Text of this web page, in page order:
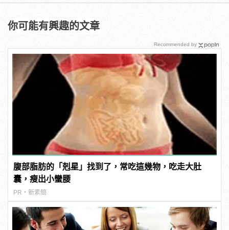
你可能有興趣的文章
腹部脂肪的「剋星」找到了，常吃這幾物，吃走大肚
囊，瘦出小蠻腰
PR・新素簡
Recommended by